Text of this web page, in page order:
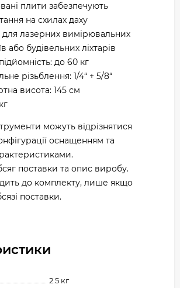
плити забезпечують
на схилах даху
для лазерних вимірювальних
або будівельних ліхтарів
до 60 кг
різьблення: 1/4“ + 5/8“
висота: 145 см
можуть відрізнятися
оснащенням та
поставки та опис виробу.
до комплекту, лише якщо
поставки.
2.5 кг